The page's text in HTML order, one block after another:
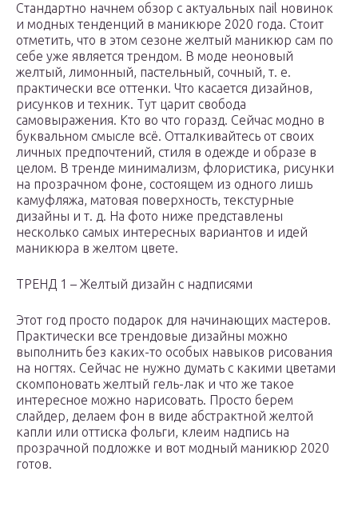
Стандартно начнем обзор с актуальных nail новинок
и модных тенденций в маникюре 2020 года. Стоит
отметить, что в этом сезоне желтый маникюр сам по
себе уже является трендом. В моде неоновый
желтый, лимонный, пастельный, сочный, т. е.
практически все оттенки. Что касается дизайнов,
рисунков и техник. Тут царит свобода
самовыражения. Кто во что горазд. Сейчас модно в
буквальном смысле всё. Отталкивайтесь от своих
личных предпочтений, стиля в одежде и образе в
целом. В тренде минимализм, флористика, рисунки
на прозрачном фоне, состоящем из одного лишь
камуфляжа, матовая поверхность, текстурные
дизайны и т. д. На фото ниже представлены
несколько самых интересных вариантов и идей
маникюра в желтом цвете.
ТРЕНД 1 – Желтый дизайн с надписями
Этот год просто подарок для начинающих мастеров.
Практически все трендовые дизайны можно
выполнить без каких-то особых навыков рисования
на ногтях. Сейчас не нужно думать с какими цветами
скомпоновать желтый гель-лак и что же такое
интересное можно нарисовать. Просто берем
слайдер, делаем фон в виде абстрактной желтой
капли или оттиска фольги, клеим надпись на
прозрачной подложке и вот модный маникюр 2020
готов.